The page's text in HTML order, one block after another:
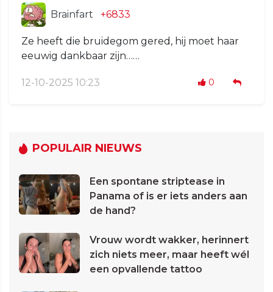
Brainfart +6833
Ze heeft die bruidegom gered, hij moet haar
eeuwig dankbaar zijn……
12-10-2025 10:23 0
POPULAIR NIEUWS
Een spontane striptease in
Panama of is er iets anders aan
de hand?
Vrouw wordt wakker, herinnert
zich niets meer, maar heeft wél
een opvallende tattoo